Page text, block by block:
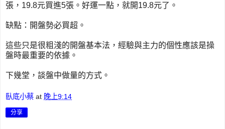
張，19.8元買進5張。好運一點，就開19.8元了。
缺點：開盤勢必買超。
這些只是很粗淺的開盤基本法，經驗與主力的個性應該是操
盤時最重要的依據。
下幾堂，談盤中做量的方式。
臥底小蔡 at 晚上9:14
分享